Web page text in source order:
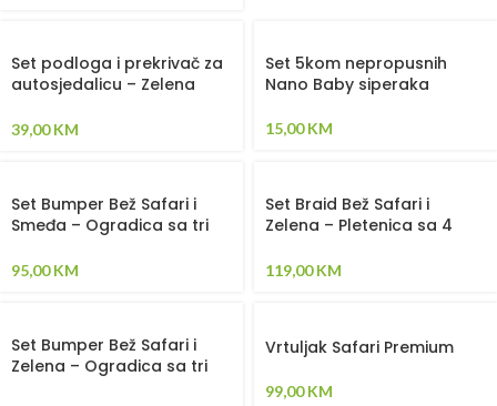
Set podloga i prekrivač za
autosjedalicu – Zelena
39,00KM
Set 5kom nepropusnih
Nano Baby siperaka
15,00KM
Set Bumper Bež Safari i
Smeđa – Ogradica sa tri
jastuk, jorgan i dva
95,00KM
Set Braid Bež Safari i
Zelena – Pletenica sa 4
jorgan i dva ukrasna
119,00KM
Set Bumper Bež Safari i
Zelena – Ogradica sa tri
Vrtuljak Safari Premium
99,00KM